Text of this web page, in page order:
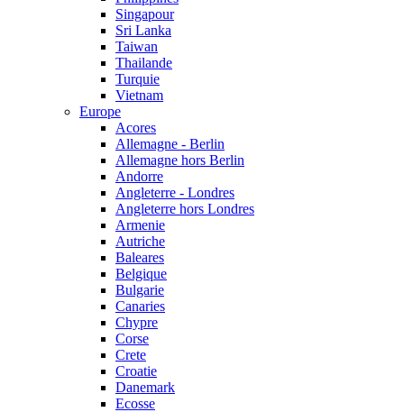
Singapour
Sri Lanka
Taiwan
Thailande
Turquie
Vietnam
Europe
Acores
Allemagne - Berlin
Allemagne hors Berlin
Andorre
Angleterre - Londres
Angleterre hors Londres
Armenie
Autriche
Baleares
Belgique
Bulgarie
Canaries
Chypre
Corse
Crete
Croatie
Danemark
Ecosse